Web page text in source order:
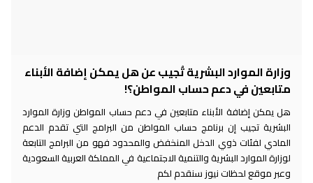
وزارة الموارد البشرية تُجيب عن هل يمكن إضافة الأبناء
متابعين في دعم حساب المواطن؟!
هل يمكن إضافة الأبناء متابعين في دعم حساب المواطن وزارة الموارد
البشرية تجيب إن برنامج حساب المواطن من البرامج التي تقدم الدعم
المادي لفئات ذوي الدخل المنخفض والمحدود فهو من البرامج التابعة
لوزارة الموارد البشرية والتنمية الاجتماعية في المملكة العربية السعودية
وعبر موقع لحظات نيوز سنقدم لكم